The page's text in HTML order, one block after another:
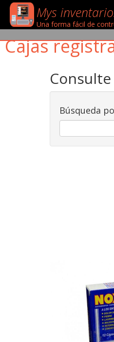
Mys
Una forma fácil de
Cajas
Búsqueda